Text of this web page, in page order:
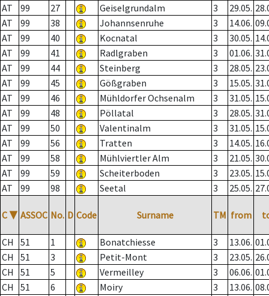
AT
99 27 Geiselgrundalm 3 29.05.
AT
99 38 Johannsenruhe 3 14.06.
AT
99 40 Kocnatal 3 30.05.
AT
99 41 Radlgraben 3 01.06.
AT
99 44 Steinberg 3 28.05.
AT
99 45 Gößgraben 3 15.05.
AT
99 46 Mühldorfer Ochsenalm 3 31.05.
AT
99 48 Pöllatal 3 28.05.
AT
99 50 Valentinalm 3 31.05.
AT
99 56 Tratten 3 14.05.
AT
99 58 Mühlviertler Alm 3 21.05.
AT
99 59 Scheiterboden 3 23.05.
AT
99 98 Seetal 3 25.05.
C ▼ ASSOC No. D Code Surname TM from
CH 51 1 Bonatchiesse 3 13.06.
CH
51 3 Petit-Mont 3 23.05.
CH
51 5 Vermeilley 3 06.06.
CH
51 6 Moiry 3 13.06.